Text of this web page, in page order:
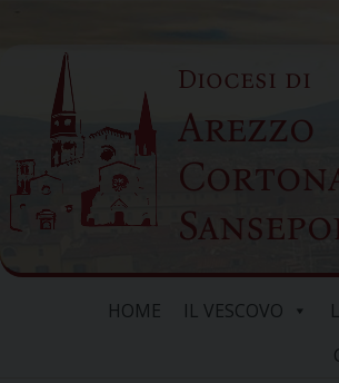
content
Diocesi di
Arezzo
HOME IL VESCOVO